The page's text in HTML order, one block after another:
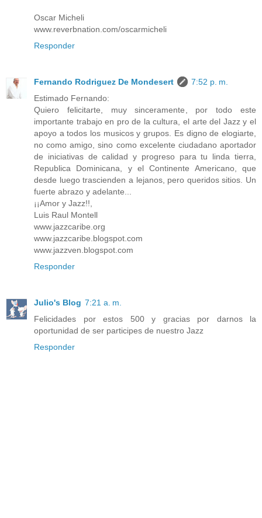
Oscar Micheli
www.reverbnation.com/oscarmicheli
Responder
Fernando Rodriguez De Mondesert
7:52 p. m.
Estimado Fernando:
Quiero felicitarte, muy sinceramente, por todo este
importante trabajo en pro de la cultura, el arte del Jazz y el
apoyo a todos los musicos y grupos. Es digno de elogiarte,
no como amigo, sino como excelente ciudadano aportador
de iniciativas de calidad y progreso para tu linda tierra,
Republica Dominicana, y el Continente Americano, que
desde luego trascienden a lejanos, pero queridos sitios. Un
fuerte abrazo y adelante...
¡¡Amor y Jazz!!,
Luis Raul Montell
www.jazzcaribe.org
www.jazzcaribe.blogspot.com
www.jazzven.blogspot.com
Responder
Julio's Blog 7:21 a. m.
Felicidades por estos 500 y gracias por darnos la
oportunidad de ser participes de nuestro Jazz
Responder